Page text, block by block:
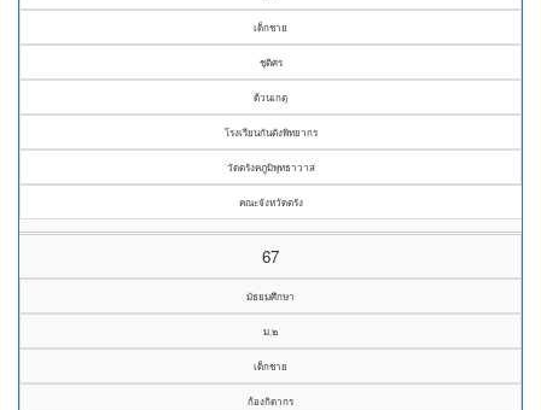
เด็กชาย
ชุติศร
ด้วนเกตุ
โรงเรียนกันตังพิทยากร
วัดตรังคภูมิพุทธาวาส
คณะจังหวัดตรัง
67
มัธยมศึกษา
ม.๒
เด็กชาย
ก้องกิดากร